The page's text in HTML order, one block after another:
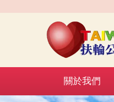
關於我們